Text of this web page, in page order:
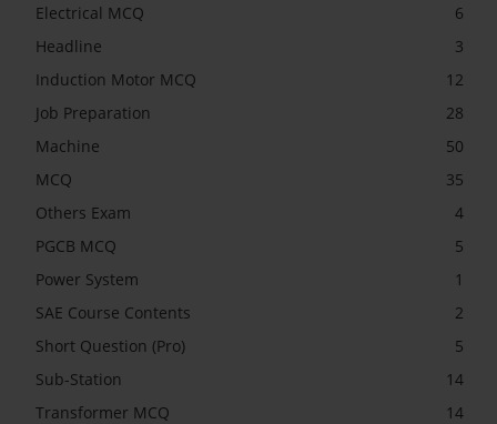
Electrical MCQ
6
Headline
3
Induction Motor MCQ
12
Job Preparation
28
Machine
50
MCQ
35
Others Exam
4
PGCB MCQ
5
Power System
1
SAE Course Contents
2
Short Question (Pro)
5
Sub-Station
14
Transformer MCQ
14